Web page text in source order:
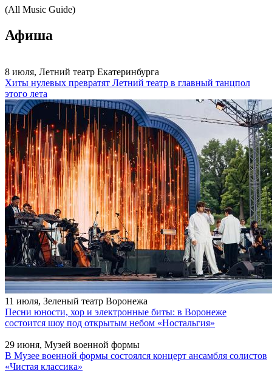
(All Music Guide)
Афиша
8 июля, Летний театр Екатеринбурга
Хиты нулевых превратят Летний театр в главный танцпол
этого лета
11 июля, Зеленый театр Воронежа
Песни юности, хор и электронные биты: в Воронеже
состоится шоу под открытым небом «Ностальгия»
29 июня, Музей военной формы
В Музее военной формы состоялся концерт ансамбля солистов
«Чистая классика»